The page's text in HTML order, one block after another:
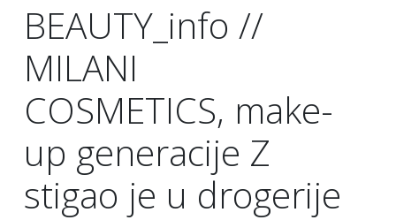
BEAUTY_info //
MILANI
COSMETICS, make-
up generacije Z
stigao je u drogerije